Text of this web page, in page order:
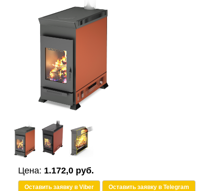
Цена: 1.172,0 руб.
Оставить заявку в Viber Оставить заявку в Telegram